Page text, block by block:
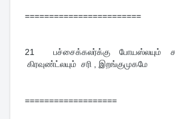
========================
21 பச்சைக்கலர்க்கு போயஸ்லயும்
கிரவுண்ட்லயும் சரி , இறங்குமுகமே
===================